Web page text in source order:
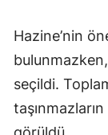
Hazine’nin
seçildi.